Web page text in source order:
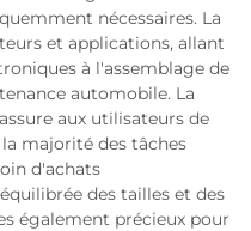
nécessaires. La
et applications, allant
à l'assemblage de
automobile. La
aux utilisateurs de
majorité des tâches
d'achats
des tailles et des
également précieux pour